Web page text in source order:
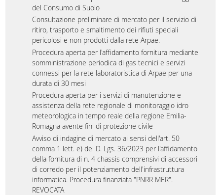
del Consumo di Suolo
Consultazione preliminare di mercato per il servizio di
ritiro, trasporto e smaltimento dei rifiuti speciali
pericolosi e non prodotti dalla rete Arpae.
Procedura aperta per l'affidamento fornitura mediante
somministrazione periodica di gas tecnici e servizi
connessi per la rete laboratoristica di Arpae per una
durata di 30 mesi
Procedura aperta per i servizi di manutenzione e
assistenza della rete regionale di monitoraggio idro
meteorologica in tempo reale della regione Emilia-
Romagna avente fini di protezione civile
Avviso di indagine di mercato ai sensi dell'art. 50
comma 1 lett. e) del D. Lgs. 36/2023 per l'affidamento
della fornitura di n. 4 chassis comprensivi di accessori
di corredo per il potenziamento dell'infrastruttura
informatica. Procedura finanziata "PNRR MER".
REVOCATA